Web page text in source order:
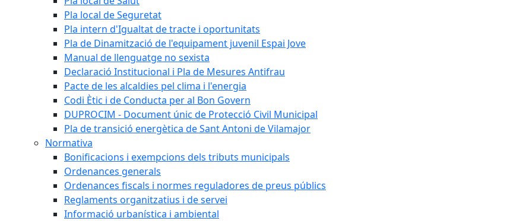
Pla local de Seguretat
Pla intern d'Igualtat de tracte i oportunitats
Pla de Dinamització de l'equipament juvenil Espai Jove
Manual de llenguatge no sexista
Declaració Institucional i Pla de Mesures Antifrau
Pacte de les alcaldies pel clima i l'energia
Codi Ètic i de Conducta per al Bon Govern
DUPROCIM - Document únic de Protecció Civil Municipal
Pla de transició energètica de Sant Antoni de Vilamajor
Normativa
Bonificacions i exempcions dels tributs municipals
Ordenances generals
Ordenances fiscals i normes reguladores de preus públics
Reglaments organitzatius i de servei
Informació urbanística i ambiental